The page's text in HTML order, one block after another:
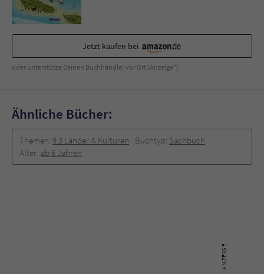
Jetzt kaufen bei
oder unterstütze Deinen Buchhändler vor Ort (Anzeige*)
Ähnliche Bücher:
Themen: 9.3 Länder & Kulturen Buchtyp: Sachbuch
Alter: ab 6 Jahren